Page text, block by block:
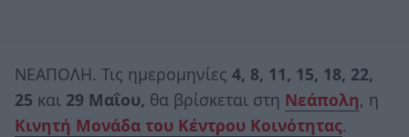
ΝΕΑΠΟΛΗ. Τις ημερομηνίες 4, 8, 11, 15, 18, 22,
25 και 29 Μαΐου, θα βρίσκεται στη Νεάπολη, η
Κινητή Μονάδα του Κέντρου Κοινότητας.